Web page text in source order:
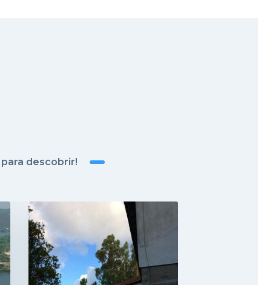
descobrir!